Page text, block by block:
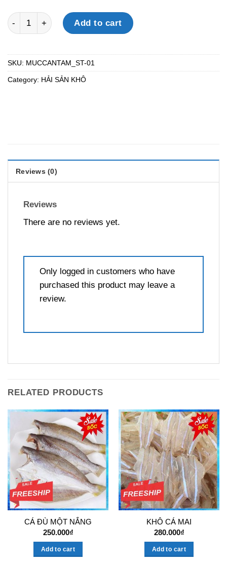
MỰC CÁN TẨM quantity
Add to cart
SKU: MUCCANTAM_ST-01
Category: HẢI SẢN KHÔ
Reviews (0)
Reviews
There are no reviews yet.
Only logged in customers who have
purchased this product may leave a
review.
RELATED PRODUCTS
CÁ ĐÙ MỘT NẮNG
250.000₫
Add to cart
KHÔ CÁ MAI
280.000₫
Add to cart